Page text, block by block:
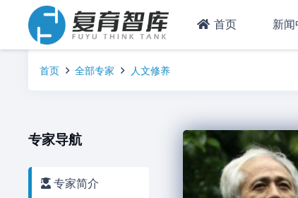
首页 新闻
首页 全部专家 人文修养
专家导航
专家简介